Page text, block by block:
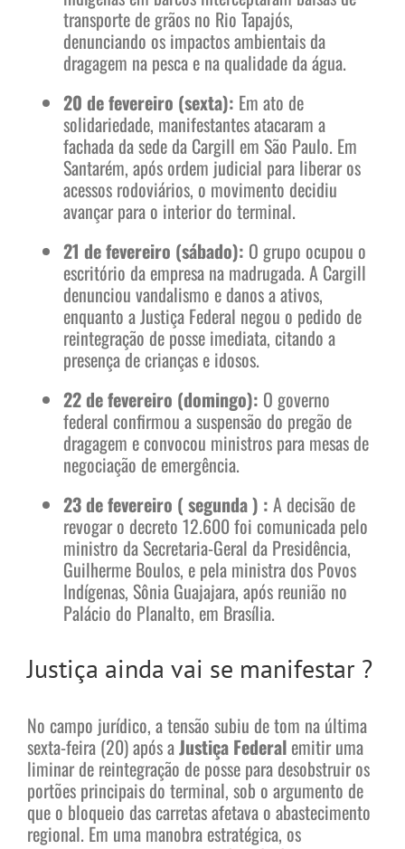
transporte de grãos no Rio Tapajós,
denunciando os impactos ambientais da
dragagem na pesca e na qualidade da água.
20 de fevereiro (sexta): Em ato de
solidariedade, manifestantes atacaram a
fachada da sede da Cargill em São Paulo. Em
Santarém, após ordem judicial para liberar os
acessos rodoviários, o movimento decidiu
avançar para o interior do terminal.
21 de fevereiro (sábado): O grupo ocupou o
escritório da empresa na madrugada. A Cargill
denunciou vandalismo e danos a ativos,
enquanto a Justiça Federal negou o pedido de
reintegração de posse imediata, citando a
presença de crianças e idosos.
22 de fevereiro (domingo): O governo
federal confirmou a suspensão do pregão de
dragagem e convocou ministros para mesas de
negociação de emergência.
23 de fevereiro ( segunda ) : A decisão de
revogar o decreto 12.600 foi comunicada pelo
ministro da Secretaria-Geral da Presidência,
Guilherme Boulos, e pela ministra dos Povos
Indígenas, Sônia Guajajara, após reunião no
Palácio do Planalto, em Brasília.
Justiça ainda vai se manifestar ?
No campo jurídico, a tensão subiu de tom na última
sexta-feira (20) após aJustiça Federal emitir uma
liminar de reintegração de posse para desobstruir os
portões principais do terminal, sob o argumento de
que o bloqueio das carretas afetava o abastecimento
regional. Em uma manobra estratégica, os